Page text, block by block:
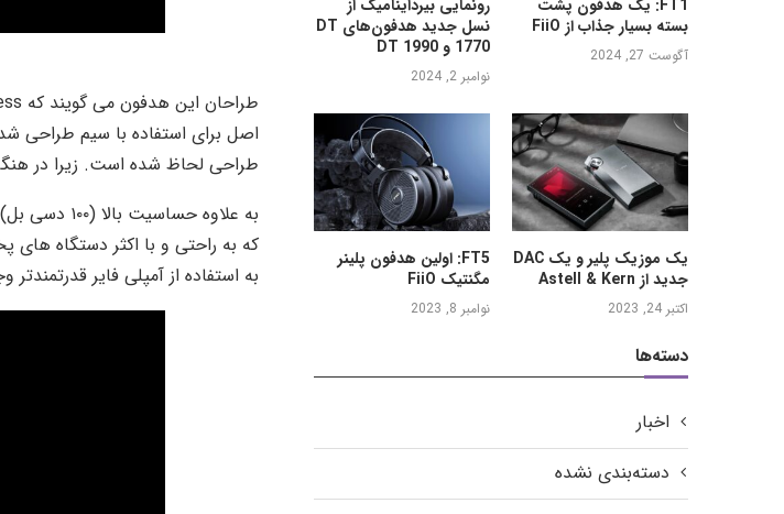
اصل برای استفاده با سیم طراحی
طراحی لحاظ شده است. زیرا در
که به راحتی و با اکثر دستگاه های
به استفاده از آمپلی فایر قدرتمندتر
رونمایی بیرداینامیک از
نسل جدید هدفون‌های DT
1770 و DT 1990
نوامبر 2, 2024
FT1: یک هدفون پشت
بسته بسیار جذاب از FiiO
آگوست 27, 2024
FT5: اولین هدفون پلینر
مگنتیک FiiO
نوامبر 8, 2023
یک موزیک پلیر و یک DAC
جدید از Astell & Kern
اکتبر 24, 2023
دسته‌ها
اخبار
دسته‌بندی نشده